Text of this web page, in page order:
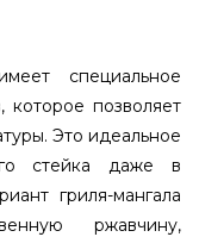
специальное
которое позволяет
Это идеальное
стейка даже в
гриля-мангала
ржавчину,